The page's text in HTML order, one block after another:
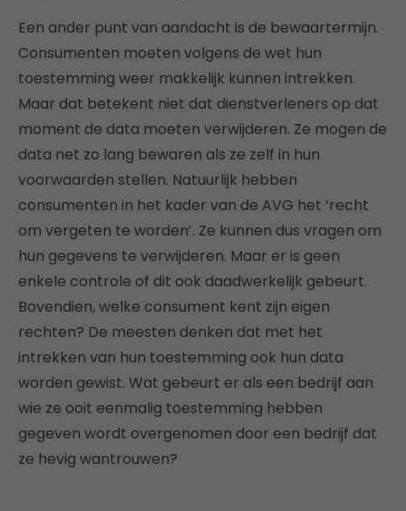
Een ander punt van aandacht is de bewaartermijn.
Consumenten moeten volgens de wet hun
toestemming weer makkelijk kunnen intrekken.
Maar dat betekent niet dat dienstverleners op dat
moment de data moeten verwijderen. Ze mogen de
data net zo lang bewaren als ze zelf in hun
voorwaarden stellen. Natuurlijk hebben
consumenten in het kader van de AVG het ‘recht
om vergeten te worden’. Ze kunnen dus vragen om
hun gegevens te verwijderen. Maar er is geen
enkele controle of dit ook daadwerkelijk gebeurt.
Bovendien, welke consument kent zijn eigen
rechten? De meesten denken dat met het
intrekken van hun toestemming ook hun data
worden gewist. Wat gebeurt er als een bedrijf aan
wie ze ooit eenmalig toestemming hebben
gegeven wordt overgenomen door een bedrijf dat
ze hevig wantrouwen?